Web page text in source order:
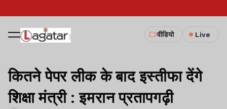
वीडियो Live
कितने पेपर लीक के बाद इस्तीफा देंगे
शिक्षा मंत्री : इमरान प्रतापगढ़ी